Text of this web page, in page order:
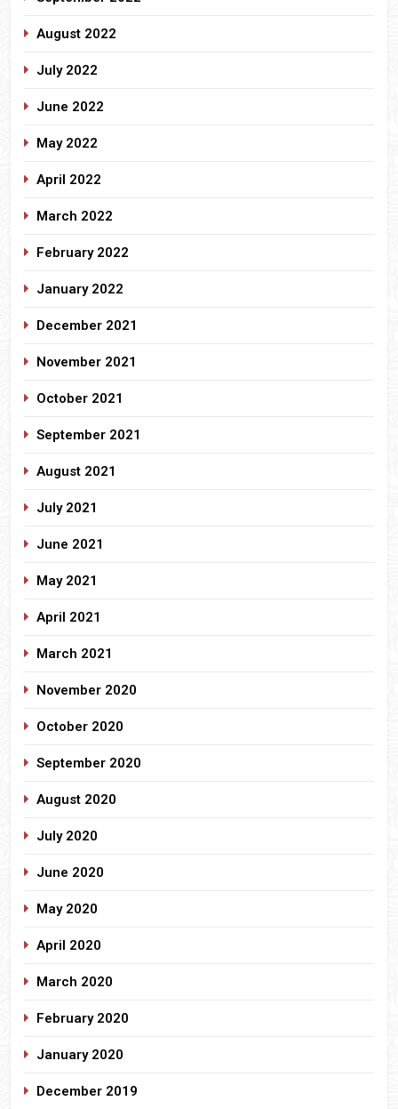
August 2022
July 2022
June 2022
May 2022
April 2022
March 2022
February 2022
January 2022
December 2021
November 2021
October 2021
September 2021
August 2021
July 2021
June 2021
May 2021
April 2021
March 2021
November 2020
October 2020
September 2020
August 2020
July 2020
June 2020
May 2020
April 2020
March 2020
February 2020
January 2020
December 2019